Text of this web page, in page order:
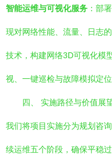
智能运维与可视化服务 ：部
现对网络性能、流量、日志
技术，构建网络3D可视化模
视、一键巡检与故障模拟定位
四、 实施路径与价值展
我们将项目实施分为规划咨
续运维五个阶段，确保平稳过